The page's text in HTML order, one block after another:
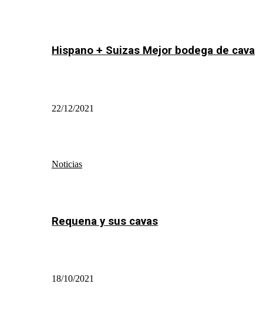
Hispano + Suizas Mejor bodega de cava
22/12/2021
Noticias
Requena y sus cavas
18/10/2021